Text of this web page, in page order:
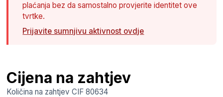
plaćanja bez da samostalno provjerite identitet ove
tvrtke.
Prijavite sumnjivu aktivnost ovdje
Cijena na zahtjev
Količina na zahtjevCIF 80634